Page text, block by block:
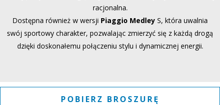
racjonalna.
Dostępna również w wersji Piaggio Medley S, która uwalnia
swój sportowy charakter, pozwalając zmierzyć się z każdą drogą
dzięki doskonałemu połączeniu stylu i dynamicznej energii.
POBIERZ BROSZURĘ